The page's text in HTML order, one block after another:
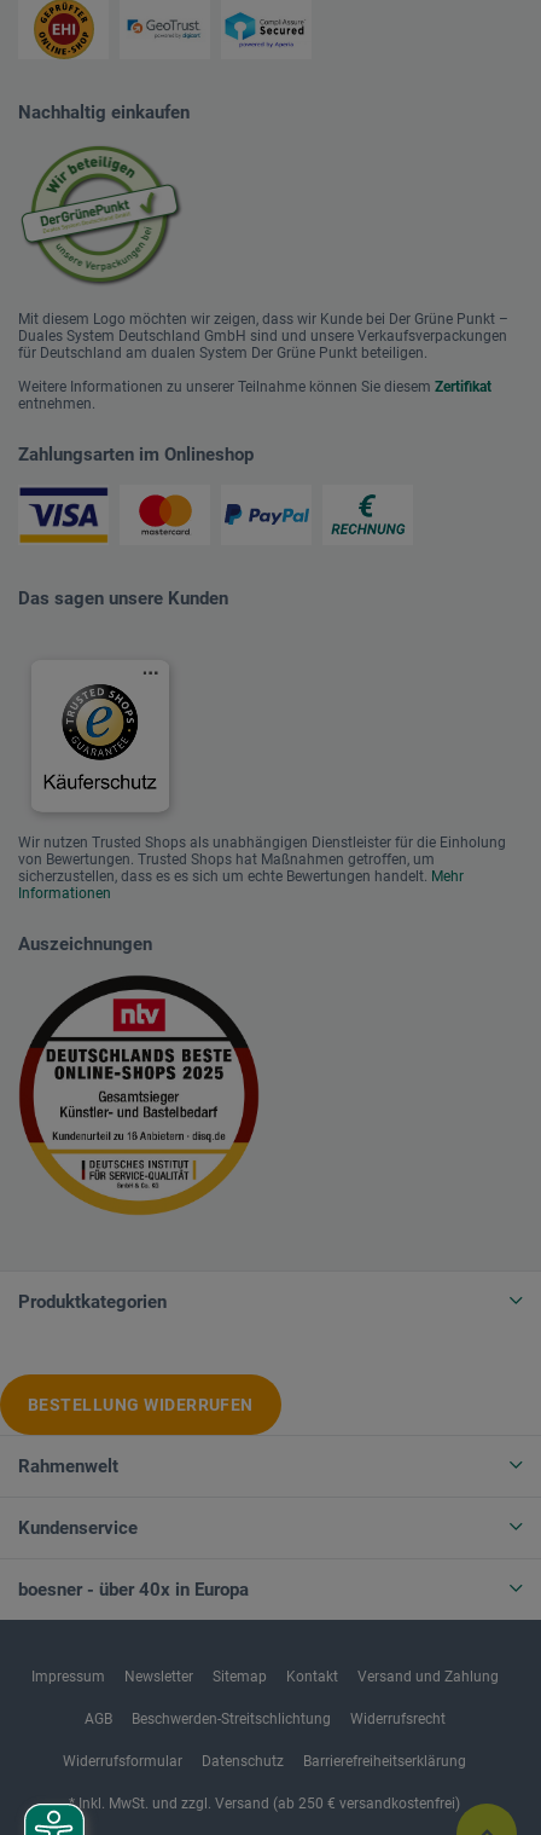
Nachhaltig einkaufen
Mit diesem Logo möchten wir zeigen, dass wir Kunde bei Der Grüne Punkt –
Duales System Deutschland GmbH sind und unsere Verkaufsverpackungen
für Deutschland am dualen System Der Grüne Punkt beteiligen.
Weitere Informationen zu unserer Teilnahme können Sie diesem Zertifikat
entnehmen.
Zahlungsarten im Onlineshop
Das sagen unsere Kunden
Wir nutzen Trusted Shops als unabhängigen Dienstleister für die Einholung
von Bewertungen. Trusted Shops hat Maßnahmen getroffen, um
sicherzustellen, dass es es sich um echte Bewertungen handelt. Mehr
Informationen
Auszeichnungen
Produktkategorien
BESTELLUNG WIDERRUFEN
Rahmenwelt
Kundenservice
boesner - über 40x in Europa
Impressum Newsletter Sitemap Kontakt Versand und Zahlung
AGB Beschwerden-Streitschlichtung Widerrufsrecht
Widerrufsformular Datenschutz Barrierefreiheitserklärung
* Inkl. MwSt. und zzgl. Versand (ab 250 € versandkostenfrei)